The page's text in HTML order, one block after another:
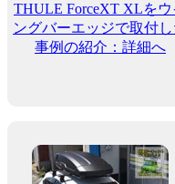
THULE ForceXT XLをウ
ングバーエッジで取付し
事例の紹介：詳細へ